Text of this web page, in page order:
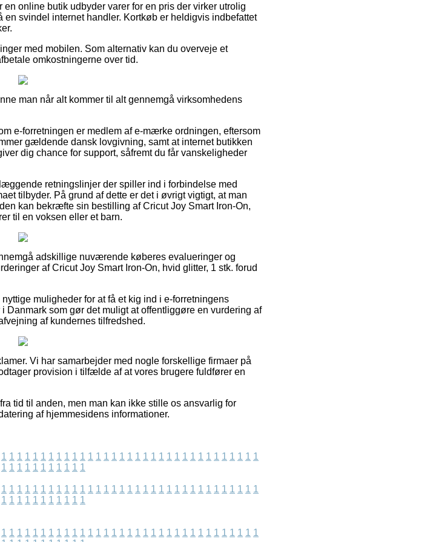
online butik udbyder varer for en pris der virker utrolig
svindel internet handler. Kortkøb er heldigvis indbefattet
med mobilen. Som alternativ kan du overveje et
omkostningerne over tid.
man når alt kommer til alt gennemgå virksomhedens
e-forretningen er medlem af e-mærke ordningen, eftersom
gældende dansk lovgivning, samt at internet butikken
dig chance for support, såfremt du får vanskeligheder
retningslinjer der spiller ind i forbindelse med
tilbyder. På grund af dette er det i øvrigt vigtigt, at man
kan bekræfte sin bestilling af Cricut Joy Smart Iron-On,
til en voksen eller et barn.
adskillige nuværende køberes evalueringer og
af Cricut Joy Smart Iron-On, hvid glitter, 1 stk. forud
muligheder for at få et kig ind i e-forretningens
som gør det muligt at offentliggøre en vurdering af
af kundernes tilfredshed.
Vi har samarbejder med nogle forskellige firmaer på
provision i tilfælde af at vores brugere fuldfører en
tid til anden, men man kan ikke stille os ansvarlig for
af hjemmesidens informationer.
1 1 1 1 1 1 1 1 1 1 1 1 1 1 1 1 1 1 1 1 1 1 1 1 1 1 1 1 1 1 1 1 1
1 1 1 1 1 1 1 1 1 1 1
1 1 1 1 1 1 1 1 1 1 1 1 1 1 1 1 1 1 1 1 1 1 1 1 1 1 1 1 1 1 1 1 1
1 1 1 1 1 1 1 1 1 1 1
1 1 1 1 1 1 1 1 1 1 1 1 1 1 1 1 1 1 1 1 1 1 1 1 1 1 1 1 1 1 1 1 1